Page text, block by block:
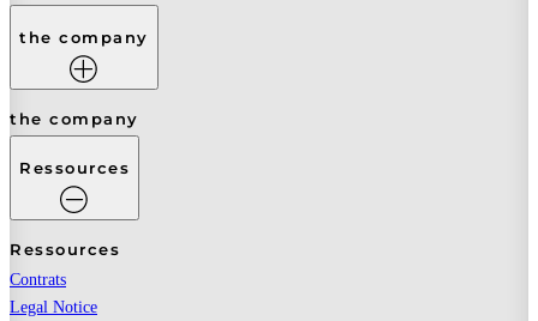
the company
the company
Ressources
Ressources
Contrats
Legal Notice